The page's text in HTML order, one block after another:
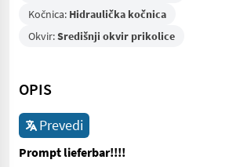
Kočnica: Hidraulička kočnica
Okvir:Središnji okvir prikolice
OPIS
Prevedi
Prompt lieferbar!!!!